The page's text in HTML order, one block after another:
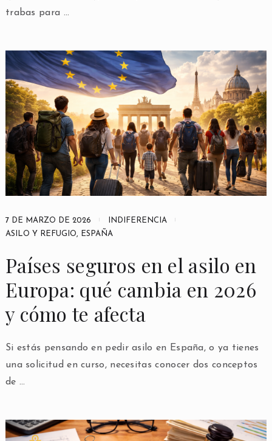
trabas para …
7 DE MARZO DE 2026
INDIFERENCIA
ASILO Y REFUGIO, ESPAÑA
Países seguros en el asilo en
Europa: qué cambia en 2026
y cómo te afecta
Si estás pensando en pedir asilo en España, o ya tienes
una solicitud en curso, necesitas conocer dos conceptos
de …